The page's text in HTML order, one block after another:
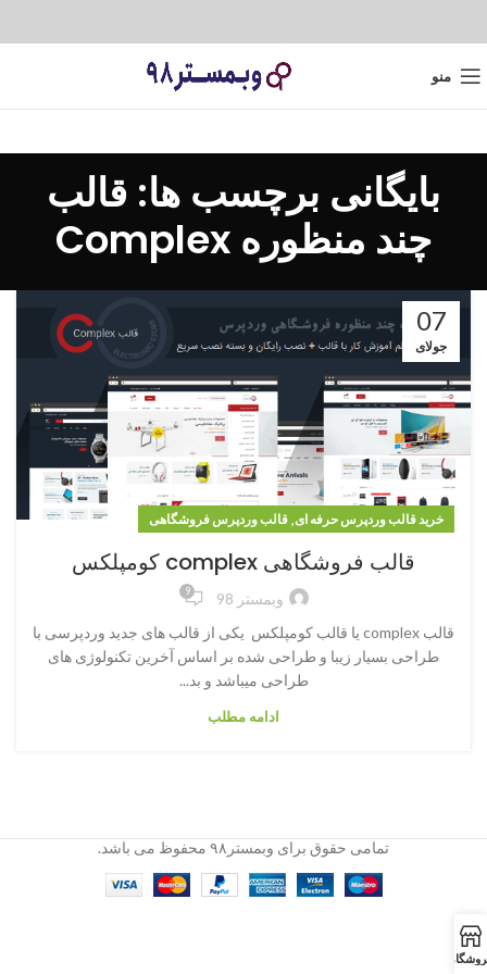
منو
بایگانی برچسب ها: قالب
چند منظوره Complex
07
جولای
خرید قالب وردپرس حرفه ای, قالب وردپرس فروشگاهی
قالب فروشگاهی complex کومپلکس
وبمستر 98 9
قالب complex یا قالب کومپلکس یکی از قالب های جدید وردپرسی با
طراحی بسیار زیبا و طراحی شده بر اساس آخرین تکنولوژی های
طراحی میباشد و بد...
ادامه مطلب
تمامی حقوق برای وبمستر۹۸ محفوظ می باشد.